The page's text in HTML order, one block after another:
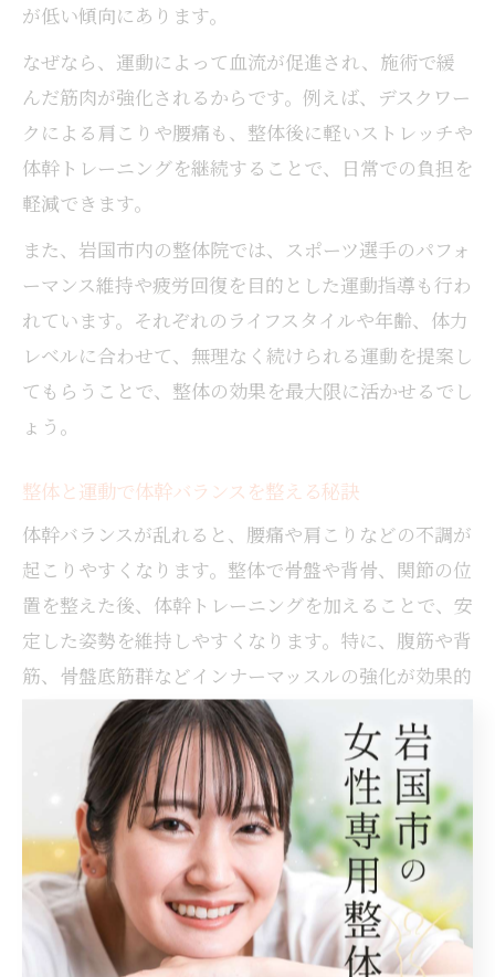
が低い傾向にあります。
なぜなら、運動によって血流が促進され、施術で緩
んだ筋肉が強化されるからです。例えば、デスクワー
クによる肩こりや腰痛も、整体後に軽いストレッチや
体幹トレーニングを継続することで、日常での負担を
軽減できます。
また、岩国市内の整体院では、スポーツ選手のパフォ
ーマンス維持や疲労回復を目的とした運動指導も行わ
れています。それぞれのライフスタイルや年齢、体力
レベルに合わせて、無理なく続けられる運動を提案し
てもらうことで、整体の効果を最大限に活かせるでし
ょう。
整体と運動で体幹バランスを整える秘訣
体幹バランスが乱れると、腰痛や肩こりなどの不調が
起こりやすくなります。整体で骨盤や背骨、関節の位
置を整えた後、体幹トレーニングを加えることで、安
定した姿勢を維持しやすくなります。特に、腹筋や背
筋、骨盤底筋群などインナーマッスルの強化が効果的
例えば、プランクやヒップリフト、バランスボールを
使ったトレーニングは、自宅でも簡単に実践できま
す。運動初心者は、無理をせず回数や時間を少しずつ
増やしていくことが大切です。岩国市の整体院でも、
体幹バランスを重視した運動指導を受けることができ
ます。